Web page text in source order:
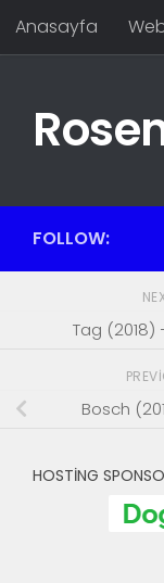
Skip to
Anasayfa
FOLLOW:
Tag (2018)
Bosch
HOSTING